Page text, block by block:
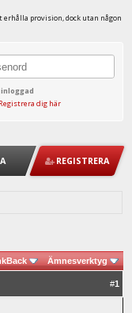
erhålla provision, dock utan någon
Registrera dig här
REGISTRERA
Ämnesverktyg
#1